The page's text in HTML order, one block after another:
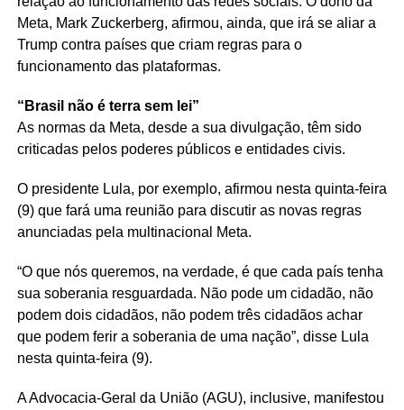
Meta, Mark Zuckerberg, afirmou, ainda, que irá se aliar a
Trump contra países que criam regras para o
funcionamento das plataformas.
“Brasil não é terra sem lei”
As normas da Meta, desde a sua divulgação, têm sido
criticadas pelos poderes públicos e entidades civis.
O presidente Lula, por exemplo, afirmou nesta quinta-feira
(9) que fará uma reunião para discutir as novas regras
anunciadas pela multinacional Meta.
“O que nós queremos, na verdade, é que cada país tenha
sua soberania resguardada. Não pode um cidadão, não
podem dois cidadãos, não podem três cidadãos achar
que podem ferir a soberania de uma nação”, disse Lula
nesta quinta-feira (9).
A Advocacia-Geral da União (AGU), inclusive, manifestou